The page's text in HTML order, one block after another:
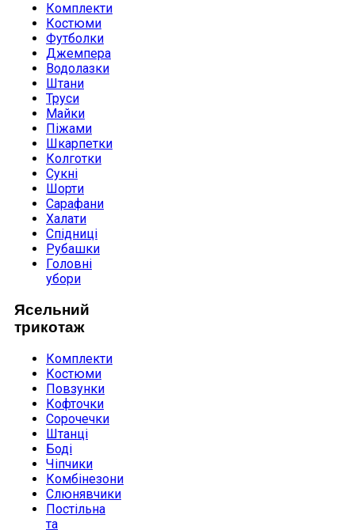
Комплекти
Костюми
Футболки
Джемпера
Водолазки
Штани
Труси
Майки
Піжами
Шкарпетки
Колготки
Сукні
Шорти
Сарафани
Халати
Спідниці
Рубашки
Головні
убори
Ясельний
трикотаж
Комплекти
Костюми
Повзунки
Кофточки
Сорочечки
Штанці
Боді
Чіпчики
Комбінезони
Слюнявчики
Постільна
та